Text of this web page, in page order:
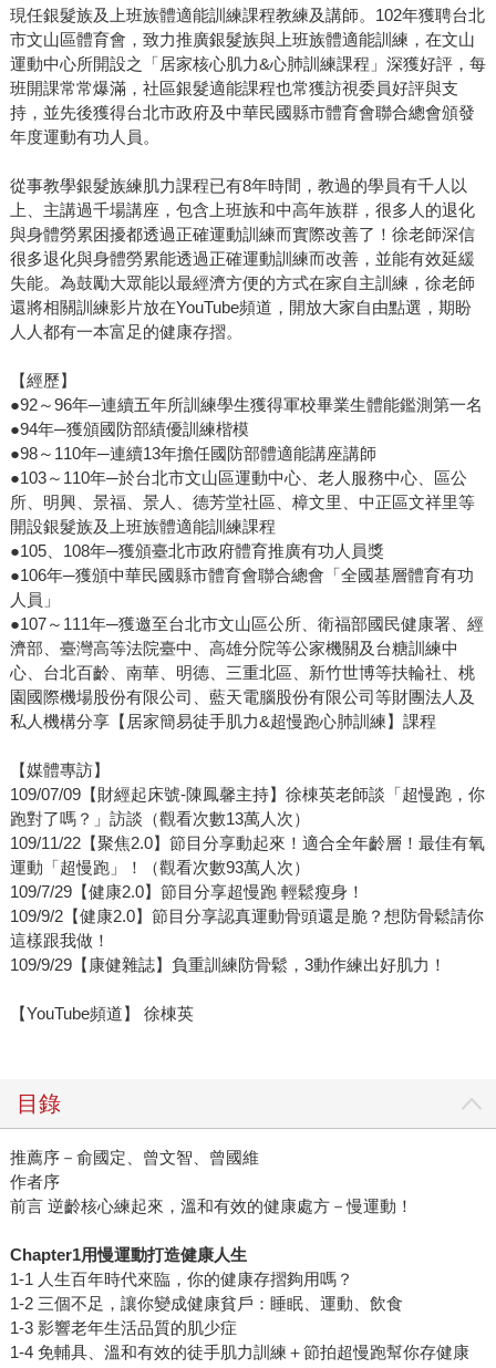
現任銀髮族及上班族體適能訓練課程教練及講師。102年獲聘台北
市文山區體育會，致力推廣銀髮族與上班族體適能訓練，在文山
運動中心所開設之「居家核心肌力&心肺訓練課程」深獲好評，每
班開課常常爆滿，社區銀髮適能課程也常獲訪視委員好評與支
持，並先後獲得台北市政府及中華民國縣市體育會聯合總會頒發
年度運動有功人員。
從事教學銀髮族練肌力課程已有8年時間，教過的學員有千人以
上、主講過千場講座，包含上班族和中高年族群，很多人的退化
與身體勞累困擾都透過正確運動訓練而實際改善了！徐老師深信
很多退化與身體勞累能透過正確運動訓練而改善，並能有效延緩
失能。為鼓勵大眾能以最經濟方便的方式在家自主訓練，徐老師
還將相關訓練影片放在YouTube頻道，開放大家自由點選，期盼
人人都有一本富足的健康存摺。
【經歷】
●92～96年─連續五年所訓練學生獲得軍校畢業生體能鑑測第一名
●94年─獲頒國防部績優訓練楷模
●98～110年─連續13年擔任國防部體適能講座講師
●103～110年─於台北市文山區運動中心、老人服務中心、區公
所、明興、景福、景人、德芳堂社區、樟文里、中正區文祥里等
開設銀髮族及上班族體適能訓練課程
●105、108年─獲頒臺北市政府體育推廣有功人員獎
●106年─獲頒中華民國縣市體育會聯合總會「全國基層體育有功
人員」
●107～111年─獲邀至台北市文山區公所、衛福部國民健康署、經
濟部、臺灣高等法院臺中、高雄分院等公家機關及台糖訓練中
心、台北百齡、南華、明德、三重北區、新竹世博等扶輪社、桃
園國際機場股份有限公司、藍天電腦股份有限公司等財團法人及
私人機構分享【居家簡易徒手肌力&超慢跑心肺訓練】課程
【媒體專訪】
109/07/09【財經起床號-陳鳳馨主持】徐棟英老師談「超慢跑，你
跑對了嗎？」訪談（觀看次數13萬人次）
109/11/22【聚焦2.0】節目分享動起來！適合全年齡層！最佳有氧
運動「超慢跑」！（觀看次數93萬人次）
109/7/29【健康2.0】節目分享超慢跑 輕鬆瘦身！
109/9/2【健康2.0】節目分享認真運動骨頭還是脆？想防骨鬆請你
這樣跟我做！
109/9/29【康健雜誌】負重訓練防骨鬆，3動作練出好肌力！
【YouTube頻道】 徐棟英
目錄
推薦序－俞國定、曾文智、曾國維
作者序
前言 逆齡核心練起來，溫和有效的健康處方－慢運動！
Chapter1用慢運動打造健康人生
1-1 人生百年時代來臨，你的健康存摺夠用嗎？
1-2 三個不足，讓你變成健康貧戶：睡眠、運動、飲食
1-3 影響老年生活品質的肌少症
1-4 免輔具、溫和有效的徒手肌力訓練＋節拍超慢跑幫你存健康